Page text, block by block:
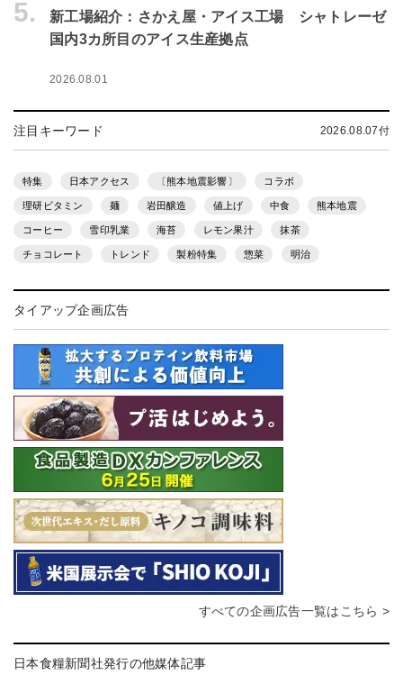
5.
新工場紹介：さかえ屋・アイス工場 シャトレーゼ
国内3カ所目のアイス生産拠点
2026.08.01
注目キーワード 2026.08.07付
特集 日本アクセス 〔熊本地震影響〕 コラボ
理研ビタミン 麺 岩田醸造 値上げ 中食 熊本地震
コーヒー 雪印乳業 海苔 レモン果汁 抹茶
チョコレート トレンド 製粉特集 惣菜 明治
タイアップ企画広告
すべての企画広告一覧はこちら >
日本食糧新聞社発行の他媒体記事